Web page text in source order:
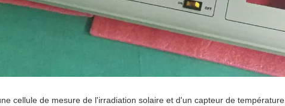
cellule de mesure de l'irradiation solaire et d'un capteur de température.